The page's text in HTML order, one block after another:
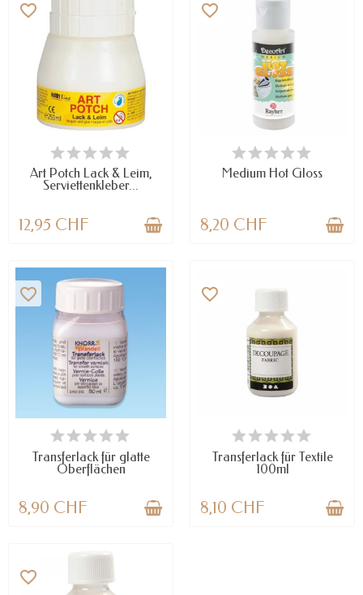
NUR NOCH WENIGE TEILE
VERFÜGBAR
favorite_border
Art Potch Lack & Leim,
Serviettenkleber...
12,95 CHF
VERFÜGBAR
favorite_border
Medium Hot Gloss
8,20 CHF
VERFÜGBAR
favorite_border
Transferlack für glatte
Oberflächen
8,90 CHF
VERFÜGBAR
favorite_border
Transferlack für Textile
100ml
8,10 CHF
favorite_border